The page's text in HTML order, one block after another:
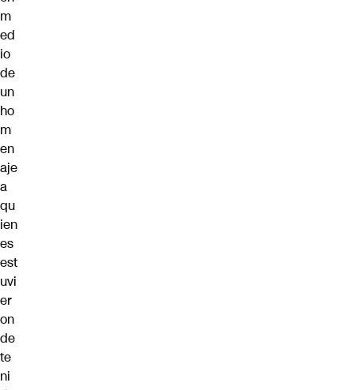
m
ed
io
de
un
ho
m
en
aje
a
qu
ien
es
est
uvi
er
on
de
te
ni